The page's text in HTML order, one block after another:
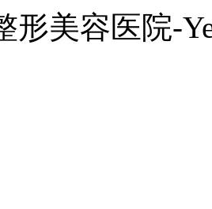
形美容医院-